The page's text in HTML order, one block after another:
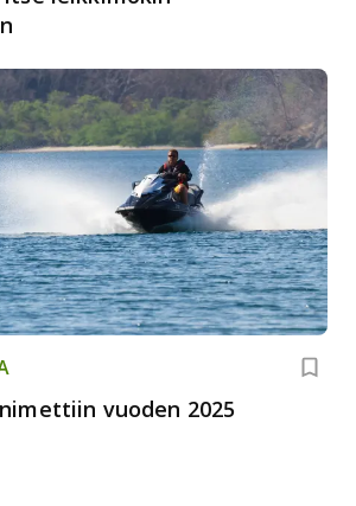
vuoden 2025